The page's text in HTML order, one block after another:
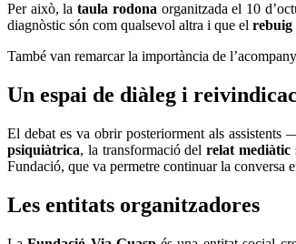
Per això, lataula rodona organitzada el 10
diagnòstic són com qualsevol altra i que el rebuig
També van remarcar la importància de
Un espai de diàleg i
El debat es va obrir posteriorment als
psiquiàtrica, la transformació delrelat mediàtic
Fundació, que va permetre continuar la conversa
Les entitats organitzadores